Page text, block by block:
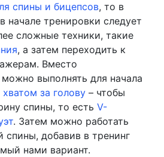
спины и бицепсов, то в
начале тренировки следует
сложные техники, такие
, а затем переходить к
Вместо
выполнять для начала
за голову– чтобы
спины, то есть V-
. Затем можно работать
спины, добавив в тренинг
нами вариант.